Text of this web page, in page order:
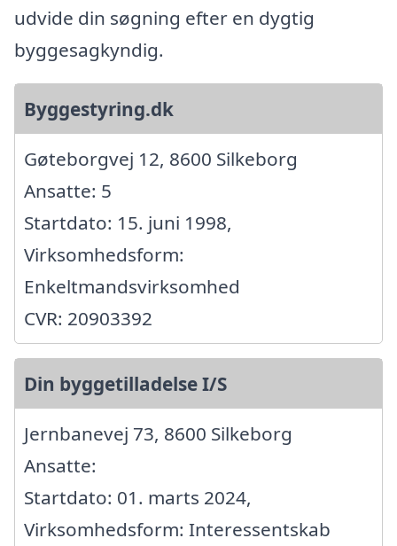
udvide din søgning efter en dygtig
byggesagkyndig.
Byggestyring.dk
Gøteborgvej 12, 8600 Silkeborg
Ansatte: 5
Startdato: 15. juni 1998,
Virksomhedsform:
Enkeltmandsvirksomhed
CVR: 20903392
Din byggetilladelse I/S
Jernbanevej 73, 8600 Silkeborg
Ansatte:
Startdato: 01. marts 2024,
Virksomhedsform: Interessentskab